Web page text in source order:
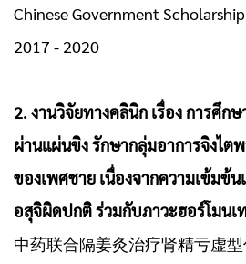
Chinese Government
2017 - 2020
2. งานวิจัยทางคลินิก เรื่อง การศึก
ผ่านแผ่นขิง รักษากลุ่มอาการจิงไต
ของเพศชาย เนื่องจากความเข้มข้
อสุจิผิดปกติ ร่วมกับภาวะฮอร์โมนเ
中药联合隔姜灸治疗肾精亏虚